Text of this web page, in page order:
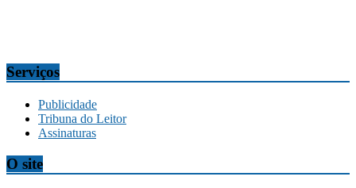
Serviços
Publicidade
Tribuna do Leitor
Assinaturas
O site